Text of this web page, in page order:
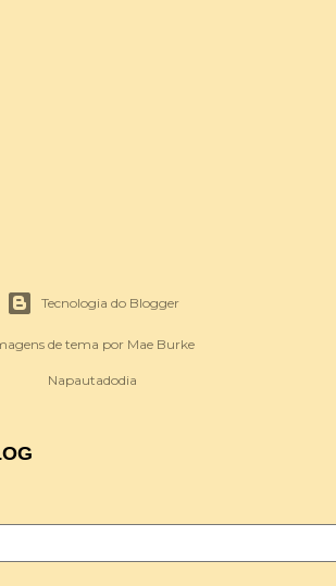
Tecnologia do Blogger
de tema por Mae Burke
Napautadodia